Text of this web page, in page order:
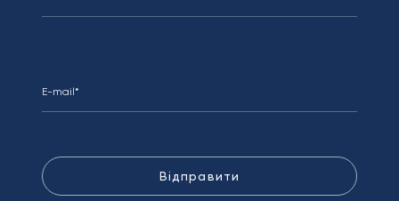
Відправити